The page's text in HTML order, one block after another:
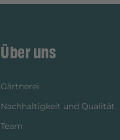
Über uns
Gärtnerei
Nachhaltigkeit und Qualität
Team